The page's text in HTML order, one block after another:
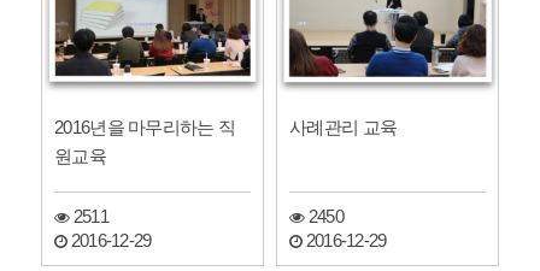
2016년을 마무리하는 직
원교육
2511
2016-12-29
사례관리 교육
2450
2016-12-29